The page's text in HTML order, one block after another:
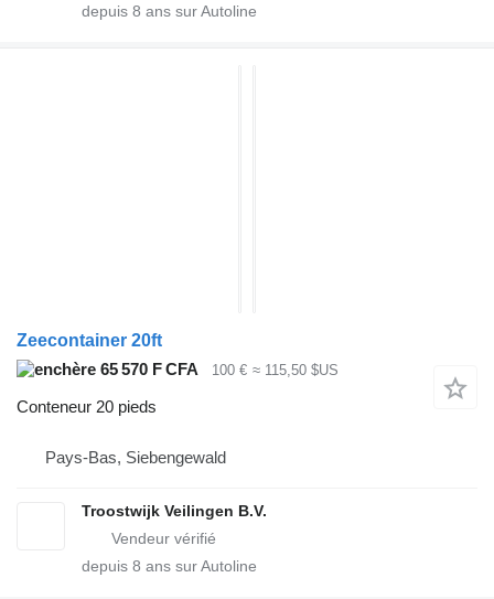
depuis 8 ans sur Autoline
Zeecontainer 20ft
65 570 F CFA
100 € ≈ 115,50 $US
Conteneur 20 pieds
Pays-Bas, Siebengewald
Troostwijk Veilingen B.V.
depuis 8 ans sur Autoline